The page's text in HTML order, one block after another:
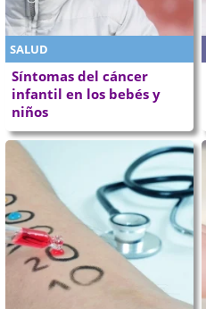
SALUD
Síntomas del cáncer
infantil en los bebés y
niños